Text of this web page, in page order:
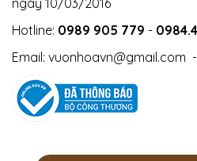
ngày 10/03/2016
Hotline: 0989 905 779 -
Email: vuonhoavn@gmail.com